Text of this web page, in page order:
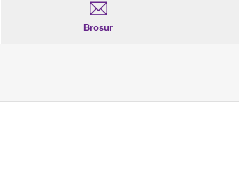
Brosur